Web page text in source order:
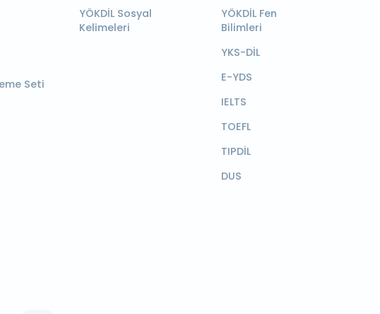
Seti
YÖKDİL Sosyal
Kelimeleri
YÖKDİL Fen
Bilimleri
YKS-DİL
E-YDS
IELTS
TOEFL
TIPDİL
DUS